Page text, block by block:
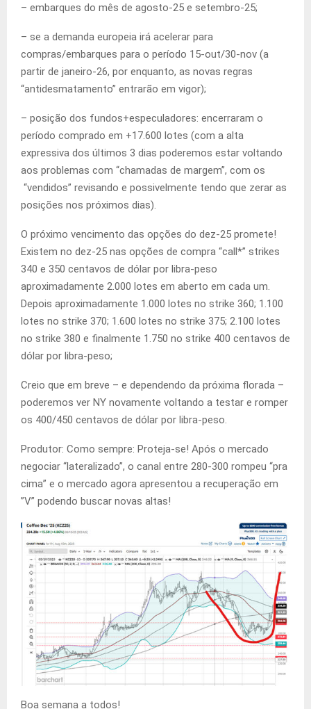
– embarques do mês de agosto-25 e setembro-25;
– se a demanda europeia irá acelerar para
compras/embarques para o período 15-out/30-nov (a
partir de janeiro-26, por enquanto, as novas regras
“antidesmatamento” entrarão em vigor);
– posição dos fundos+especuladores: encerraram o
período comprado em +17.600 lotes (com a alta
expressiva dos últimos 3 dias poderemos estar voltando
aos problemas com “chamadas de margem”, com os
“vendidos” revisando e possivelmente tendo que zerar as
posições nos próximos dias).
O próximo vencimento das opções do dez-25 promete!
Existem no dez-25 nas opções de compra “call*” strikes
340 e 350 centavos de dólar por libra-peso
aproximadamente 2.000 lotes em aberto em cada um.
Depois aproximadamente 1.000 lotes no strike 360; 1.100
lotes no strike 370; 1.600 lotes no strike 375; 2.100 lotes
no strike 380 e finalmente 1.750 no strike 400 centavos de
dólar por libra-peso;
Creio que em breve – e dependendo da próxima florada –
poderemos ver NY novamente voltando a testar e romper
os 400/450 centavos de dólar por libra-peso.
Produtor: Como sempre: Proteja-se! Após o mercado
negociar “lateralizado”, o canal entre 280-300 rompeu “pra
cima” e o mercado agora apresentou a recuperação em
”V” podendo buscar novas altas!
Boa semana a todos!